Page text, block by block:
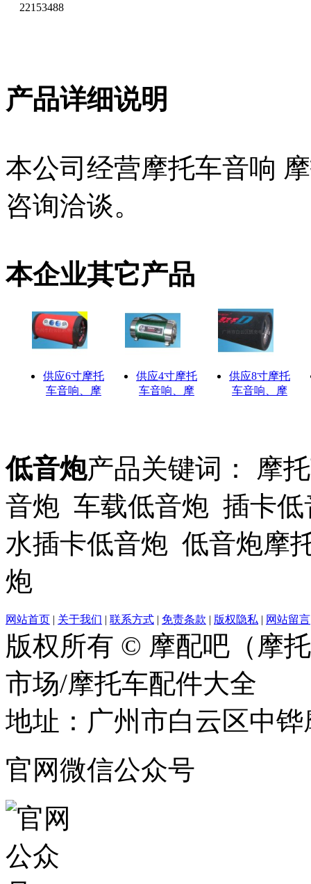
22153488
产品详细说明
本公司经营摩托车音响
咨询洽谈。
本企业其它产品
供应6寸摩托
车音响、摩
供应4寸摩托
车音响、摩
供应8寸摩托
车音响、摩
低音炮产品关键词： 摩
音炮 车载低音炮 插卡
水插卡低音炮 低音炮摩
炮
网站首页 | 关于我们 | 联系方式 | 免责条款 | 版权隐私 | 网站留言
版权所有 © 摩配吧（摩
市场/摩托车配件大全
地址：广州市白云区中
官网微信公众号